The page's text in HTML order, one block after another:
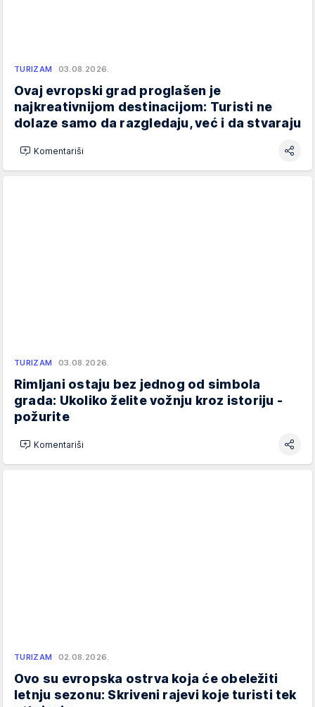
TURIZAM 03.08.2026.
Ovaj evropski grad proglašen je
najkreativnijom destinacijom: Turisti ne
dolaze samo da razgledaju, već i da stvaraju
Komentariši
TURIZAM 03.08.2026.
Rimljani ostaju bez jednog od simbola
grada: Ukoliko želite vožnju kroz istoriju -
požurite
Komentariši
TURIZAM 02.08.2026.
Ovo su evropska ostrva koja će obeležiti
letnju sezonu: Skriveni rajevi koje turisti tek